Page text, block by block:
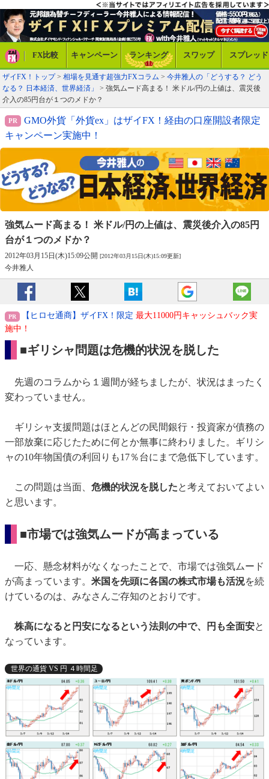
FX比較 キャンペーン ランキング スワップ スプレッド
ザイFX！トップ> 相場を見通す超強力FXコラム > 今井雅人の「どうする？ どう
なる？ 日本経済、世界経済」
> 強気ムード高まる！ 米ドル/円の上値は、震災後
介入の85円台が１つのメドか？
GMO外貨「外貨ex」はザイFX！経由の口座開設者限定
キャンペーン実施中！
強気ムード高まる！ 米ドル/円の上値は、 震災後介入の85円
台が１つのメドか？
2012年03月15日(木)15:09公開 [2012年03月15日(木)15:09更新]
今井雅人
【ヒロセ通商】ザイFX！限定 最大11000円キャッシュバック実
施中！
■ギリシャ問題は危機的状況を脱した
先週のコラムから１週間が経ちましたが、状況はまったく
変わっていません。
ギリシャ支援問題はほとんどの民間銀行・投資家が債務の
一部放棄に応じたために何とか無事に終わりました。ギリシ
ャの10年物国債の利回りも17％台にまで急低下しています。
この問題は当面、 危機的状況を脱したと考えておいてよい
と思います。
■市場では強気ムードが高まっている
一応、懸念材料がなくなったことで、市場では強気ムード
が高まっています。 米国を先頭に各国の株式市場も活況を続
けているのは、みなさんご存知のとおりです。
株高になると円安になるという法則の中で、円も全面安と
なっています。
世界の通貨 VS 円 ４時間足